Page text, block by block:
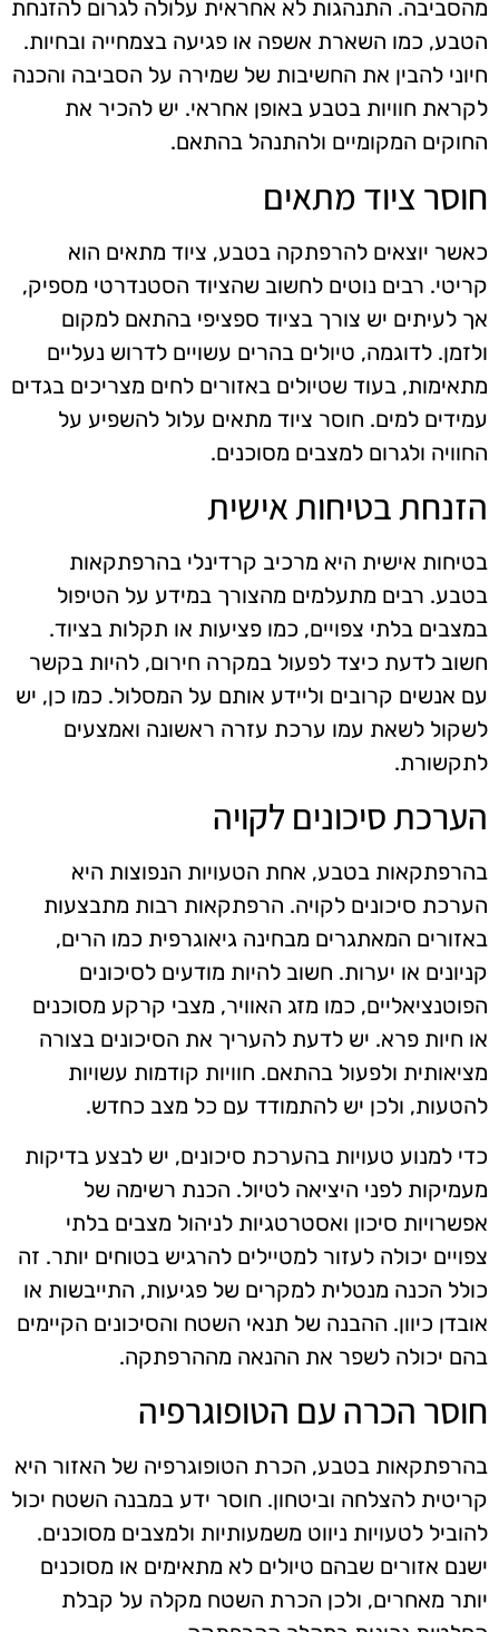
מהסביבה. התנהגות לא אחראית עלולה לגרום להזנחת
הטבע, כמו השארת אשפה או פגיעה בצמחייה ובחיות.
חיוני להבין את החשיבות של שמירה על הסביבה והכנה
לקראת חוויות בטבע באופן אחראי. יש להכיר את
החוקים המקומיים ולהתנהל בהתאם.
חוסר ציוד מתאים
כאשר יוצאים להרפתקה בטבע, ציוד מתאים הוא
קריטי. רבים נוטים לחשוב שהציוד הסטנדרטי מספיק,
אך לעיתים יש צורך בציוד ספציפי בהתאם למקום
ולזמן. לדוגמה, טיולים בהרים עשויים לדרוש נעליים
מתאימות, בעוד שטיולים באזורים לחים מצריכים בגדים
עמידים למים. חוסר ציוד מתאים עלול להשפיע על
החוויה ולגרום למצבים מסוכנים.
הזנחת בטיחות אישית
בטיחות אישית היא מרכיב קרדינלי בהרפתקאות
בטבע. רבים מתעלמים מהצורך במידע על הטיפול
במצבים בלתי צפויים, כמו פציעות או תקלות בציוד.
חשוב לדעת כיצד לפעול במקרה חירום, להיות בקשר
עם אנשים קרובים וליידע אותם על המסלול. כמו כן, יש
לשקול לשאת עמו ערכת עזרה ראשונה ואמצעים
לתקשורת.
הערכת סיכונים לקויה
בהרפתקאות בטבע, אחת הטעויות הנפוצות היא
הערכת סיכונים לקויה. הרפתקאות רבות מתבצעות
באזורים המאתגרים מבחינה גיאוגרפית כמו הרים,
קניונים או יערות. חשוב להיות מודעים לסיכונים
הפוטנציאליים, כמו מזג האוויר, מצבי קרקע מסוכנים
או חיות פרא. יש לדעת להעריך את הסיכונים בצורה
מציאותית ולפעול בהתאם. חוויות קודמות עשויות
להטעות, ולכן יש להתמודד עם כל מצב כחדש.
כדי למנוע טעויות בהערכת סיכונים, יש לבצע בדיקות
מעמיקות לפני היציאה לטיול. הכנת רשימה של
אפשרויות סיכון ואסטרטגיות לניהול מצבים בלתי
צפויים יכולה לעזור למטיילים להרגיש בטוחים יותר. זה
כולל הכנה מנטלית למקרים של פגיעות, התייבשות או
אובדן כיוון. ההבנה של תנאי השטח והסיכונים הקיימים
בהם יכולה לשפר את ההנאה מההרפתקה.
חוסר הכרה עם הטופוגרפיה
בהרפתקאות בטבע, הכרת הטופוגרפיה של האזור היא
קריטית להצלחה וביטחון. חוסר ידע במבנה השטח יכול
להוביל לטעויות ניווט משמעותיות ולמצבים מסוכנים.
ישנם אזורים שבהם טיולים לא מתאימים או מסוכנים
יותר מאחרים, ולכן הכרת השטח מקלה על קבלת